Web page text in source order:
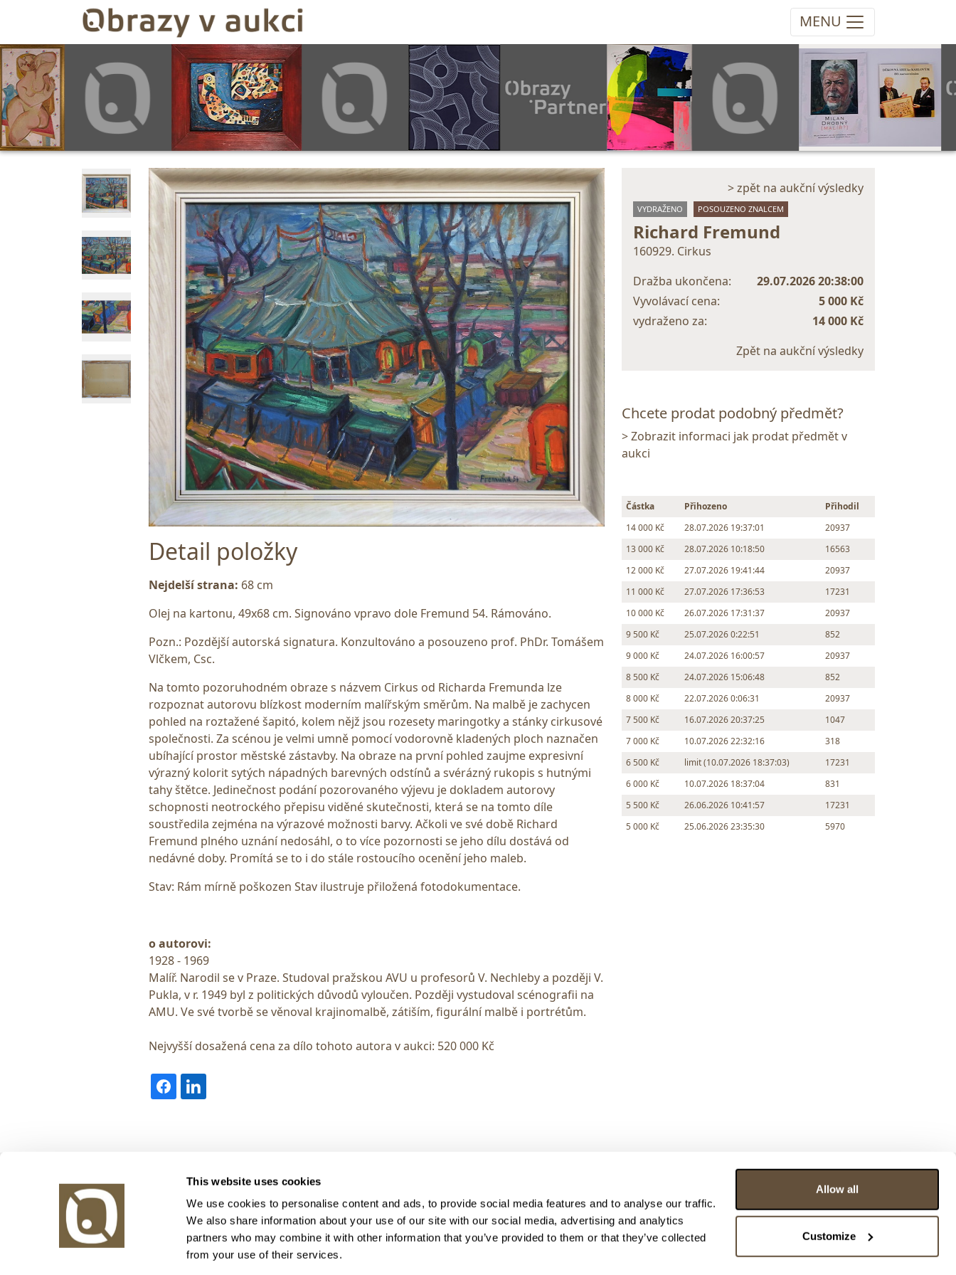
This website uses cookies
We use cookies to personalise content and ads, to provide social media features and to analyse our traffic.
We also share information about your use of our site with our social media, advertising and analytics
partners who may combine it with other information that you’ve provided to them or that they’ve collected
from your use of their services.
Allow all
Customize
MENU
Detail položky
Nejdelší strana: 68 cm
Olej na kartonu, 49x68 cm. Signováno vpravo dole Fremund 54. Rámováno.
Pozn.: Pozdější autorská signatura. Konzultováno a posouzeno prof. PhDr. Tomášem
Vlčkem, Csc.
Na tomto pozoruhodném obraze s názvem Cirkus od Richarda Fremunda lze
rozpoznat autorovu blízkost moderním malířským směrům. Na malbě je zachycen
pohled na roztažené šapitó, kolem nějž jsou rozesety maringotky a stánky cirkusové
společnosti. Za scénou je velmi umně pomocí vodorovně kladených ploch naznačen
ubíhající prostor městské zástavby. Na obraze na první pohled zaujme expresivní
výrazný kolorit sytých nápadných barevných odstínů a svérázný rukopis s hutnými
tahy štětce. Jedinečnost podání pozorovaného výjevu je dokladem autorovy
schopnosti neotrockého přepisu viděné skutečnosti, která se na tomto díle
soustředila zejména na výrazové možnosti barvy. Ačkoli ve své době Richard
Fremund plného uznání nedosáhl, o to více pozornosti se jeho dílu dostává od
nedávné doby. Promítá se to i do stále rostoucího ocenění jeho maleb.
Stav: Rám mírně poškozen Stav ilustruje přiložená fotodokumentace.
o autorovi:
1928 - 1969
Malíř. Narodil se v Praze. Studoval pražskou AVU u profesorů V. Nechleby a později V.
Pukla, v r. 1949 byl z politických důvodů vyloučen. Později vystudoval scénografii na
AMU. Ve své tvorbě se věnoval krajinomalbě, zátiším, figurální malbě i portrétům.
Nejvyšší dosažená cena za dílo tohoto autora v aukci: 520 000 Kč
> zpět na aukční výsledky
VYDRAŽENO POSOUZENO ZNALCEM
Richard Fremund
160929. Cirkus
Dražba ukončena:
29.07.2026 20:38:00
Vyvolávací cena:
5 000 Kč
vydraženo za:
14 000 Kč
Zpět na aukční výsledky
Chcete prodat podobný předmět?
> Zobrazit informaci jak prodat předmět v
aukci
Částka Přihozeno
Přihodil
14 000 Kč
28.07.2026 19:37:01
20937
13 000 Kč
28.07.2026 10:18:50
16563
12 000 Kč
27.07.2026 19:41:44
20937
11 000 Kč
27.07.2026 17:36:53
17231
10 000 Kč
26.07.2026 17:31:37
20937
9 500 Kč
25.07.2026 0:22:51
852
9 000 Kč
24.07.2026 16:00:57
20937
8 500 Kč
24.07.2026 15:06:48
852
8 000 Kč
22.07.2026 0:06:31
20937
7 500 Kč
16.07.2026 20:37:25
1047
7 000 Kč
10.07.2026 22:32:16
318
6 500 Kč
limit (10.07.2026 18:37:03)
17231
6 000 Kč
10.07.2026 18:37:04
831
5 500 Kč
26.06.2026 10:41:57
17231
5 000 Kč
25.06.2026 23:35:30 5970
Korunní 972/75
130 00 Praha 3
tel.: +420 800 10 10 10, +420 737 196 183
E-mail: info@obrazyvaukci.cz
> Obchodní podmínky
> Kontakty
> GDPR